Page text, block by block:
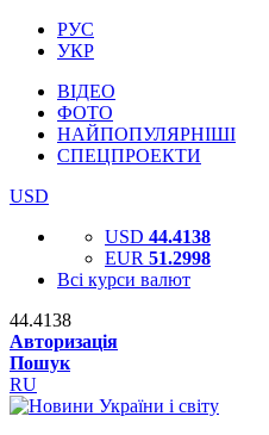
РУС
УКР
ВІДЕО
ФОТО
НАЙПОПУЛЯРНІШІ
СПЕЦПРОЕКТИ
USD
USD 44.4138
EUR 51.2998
Всі курси валют
44.4138
Авторизація
Пошук
RU